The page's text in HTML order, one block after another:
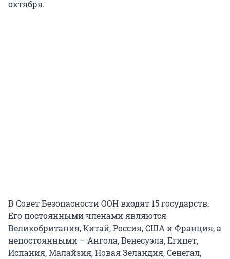
октября.
В Совет Безопасности ООН входят 15 государств.
Его постоянными членами являются
Великобритания, Китай, Россия, США и Франция, а
непостоянными – Ангола, Венесуэла, Египет,
Испания, Малайзия, Новая Зеландия, Сенегал,